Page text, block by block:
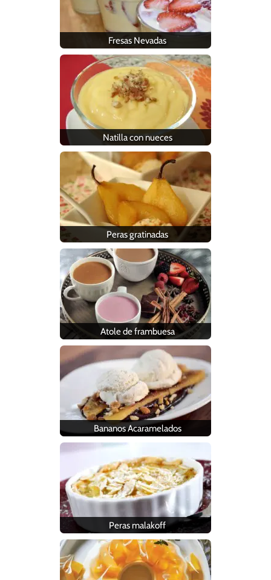
Fresas Nevadas
Natilla con nueces
Peras gratinadas
Atole de frambuesa
Bananos Acaramelados
Peras malakoff